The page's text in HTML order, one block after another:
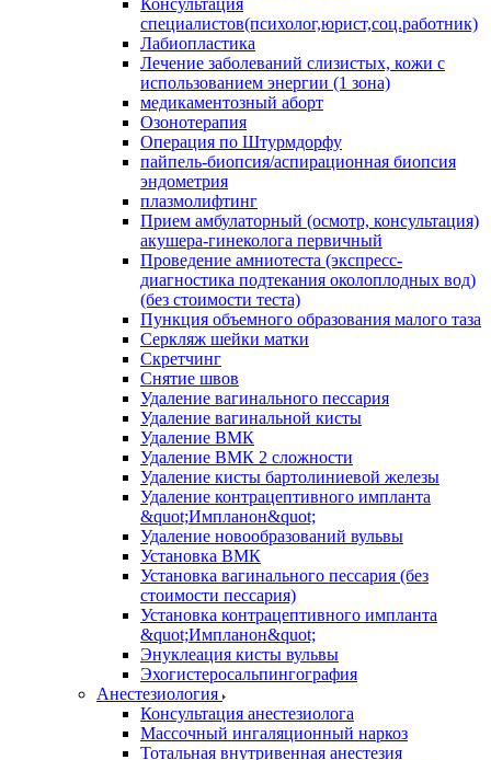
Консультация
специалистов(психолог,юрист,соц.работник)
Лабиопластика
Лечение заболеваний слизистых, кожи с
использованием энергии (1 зона)
медикаментозный аборт
Озонотерапия
Операция по Штурмдорфу
пайпель-биопсия/аспирационная биопсия
эндометрия
плазмолифтинг
Прием амбулаторный (осмотр, консультация)
акушера-гинеколога первичный
Проведение амниотеста (экспресс-
диагностика подтекания околоплодных вод)
(без стоимости теста)
Пункция объемного образования малого таза
Серкляж шейки матки
Скретчинг
Снятие швов
Удаление вагинального пессария
Удаление вагинальной кисты
Удаление ВМК
Удаление ВМК 2 сложности
Удаление кисты бартолиниевой железы
Удаление контрацептивного импланта
&quot;Импланон&quot;
Удаление новообразований вульвы
Установка ВМК
Установка вагинального пессария (без
стоимости пессария)
Установка контрацептивного импланта
&quot;Импланон&quot;
Энуклеация кисты вульвы
Эхогистеросальпингография
Анестезиология
Консультация анестезиолога
Массочный ингаляционный наркоз
Тотальная внутривенная анестезия